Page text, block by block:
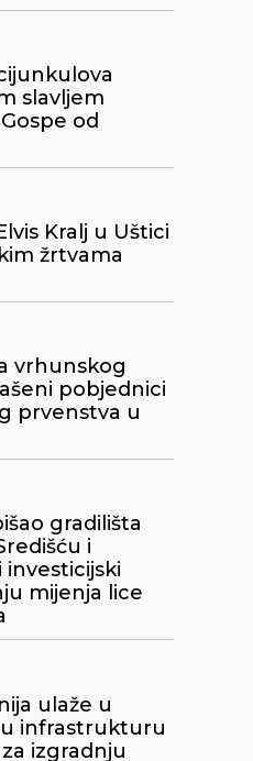
slavljem
od
Kralj u Uštici
žrtvama
vrhunskog
pobjednici
prvenstva u
gradilišta
i
investicijski
mijenja lice
ulaže u
infrastrukturu
izgradnju